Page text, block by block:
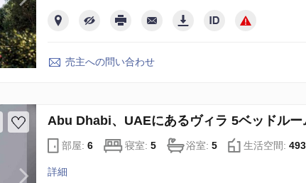
売主への問い合わせ
Abu Dhabi、UAEにあるヴィラ 5ベッドル
部屋: 6 寝室: 5 浴室: 5 生活空間:
詳細